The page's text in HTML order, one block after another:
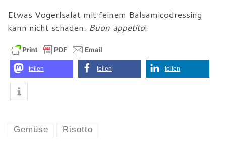
Etwas Vogerlsalat mit feinem Balsamicodressing
kann nicht schaden. Buon appetito!
teilen teilen teilen
Gemüse Risotto